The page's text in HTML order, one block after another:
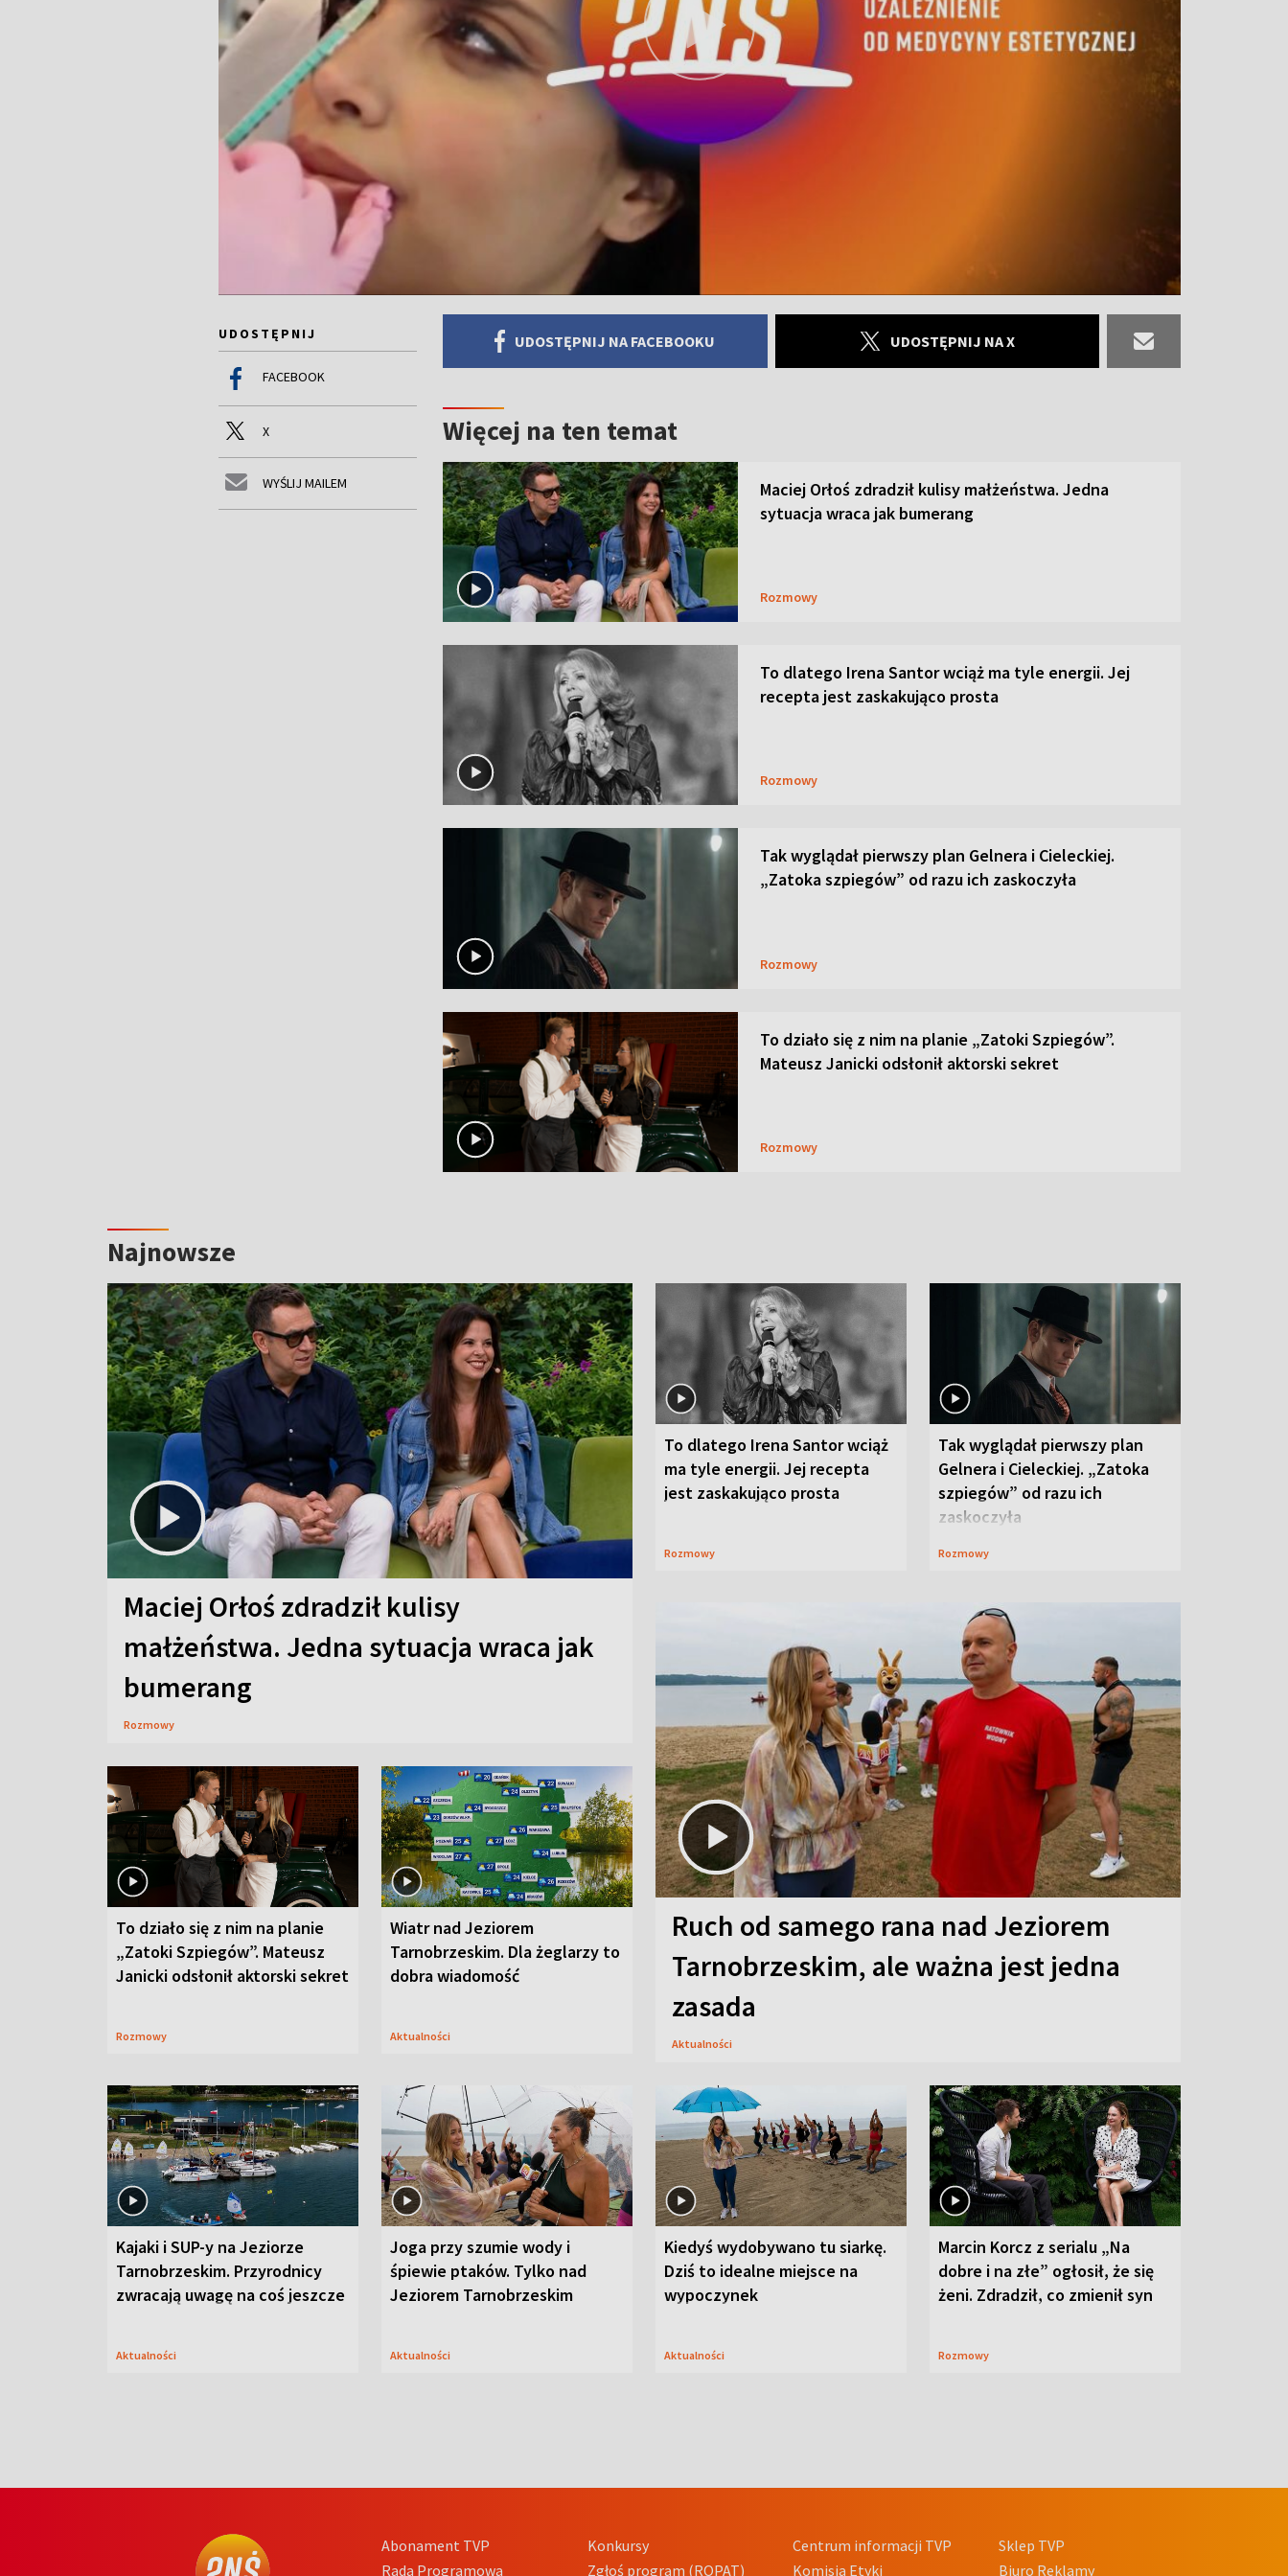
UDOSTĘPNIJ
FACEBOOK
X
WYŚLIJ MAILEM
UDOSTĘPNIJ NA FACEBOOKU UDOSTĘPNIJ NA X
Więcej na ten temat
Maciej Orłoś zdradził kulisy małżeństwa. Jedna
sytuacja wraca jak bumerang
Rozmowy
To dlatego Irena Santor wciąż ma tyle energii. Jej
recepta jest zaskakująco prosta
Rozmowy
Tak wyglądał pierwszy plan Gelnera i Cieleckiej.
„Zatoka szpiegów” od razu ich zaskoczyła
Rozmowy
To działo się z nim na planie „Zatoki Szpiegów”.
Mateusz Janicki odsłonił aktorski sekret
Rozmowy
Najnowsze
Maciej Orłoś zdradził kulisy
małżeństwa. Jedna sytuacja wraca jak
bumerang
Rozmowy
To dlatego Irena Santor wciąż
ma tyle energii. Jej recepta
jest zaskakująco prosta
Rozmowy
Tak wyglądał pierwszy plan
Gelnera i Cieleckiej. „Zatoka
szpiegów” od razu ich
zaskoczyła
Rozmowy
To działo się z nim na planie
„Zatoki Szpiegów”. Mateusz
Janicki odsłonił aktorski sekret
Rozmowy
Wiatr nad Jeziorem
Tarnobrzeskim. Dla żeglarzy to
dobra wiadomość
Aktualności
Ruch od samego rana nad Jeziorem
Tarnobrzeskim, ale ważna jest jedna
zasada
Aktualności
Kajaki i SUP-y na Jeziorze
Tarnobrzeskim. Przyrodnicy
zwracają uwagę na coś jeszcze
Aktualności
Joga przy szumie wody i
śpiewie ptaków. Tylko nad
Jeziorem Tarnobrzeskim
Aktualności
Kiedyś wydobywano tu siarkę.
Dziś to idealne miejsce na
wypoczynek
Aktualności
Marcin Korcz z serialu „Na
dobre i na złe” ogłosił, że się
żeni. Zdradził, co zmienił syn
Rozmowy
Abonament TVP
Rada Programowa
Konkursy
Zgłoś program (ROPAT)
Centrum informacji TVP
Komisja Etyki
Sklep TVP
Biuro Reklamy